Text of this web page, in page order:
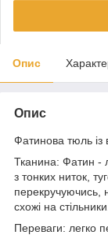
Опис
Опис
Фатинова тюль із
Тканина: Фатин -
з тонких ниток,
перекручуючись,
схожі на стільники.
Переваги: легко